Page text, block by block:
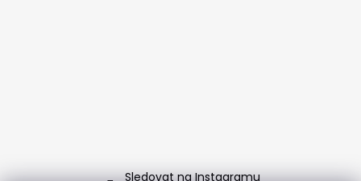
Sledovat na Instagramu